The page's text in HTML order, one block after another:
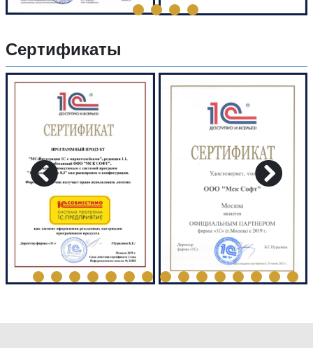
Сертификаты